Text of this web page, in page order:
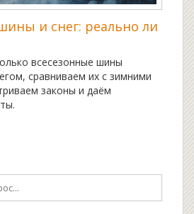
и снег: реально ли
всесезонные шины
сравниваем их с зимними
законы и даём